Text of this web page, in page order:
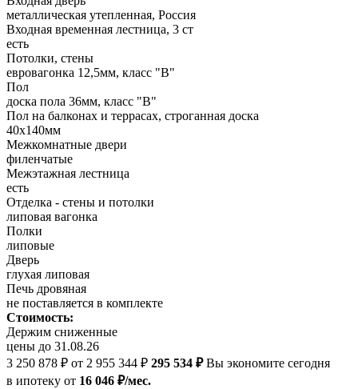
металлическая утепленная, Россия
Входная временная лестница, 3 ст
есть
Потолки, стены
евровагонка 12,5мм, класс "В"
Пол
доска пола 36мм, класс "B"
Пол на балконах и террасах, строганная доска
40х140мм
Межкомнатные двери
филенчатые
Межэтажная лестница
есть
Отделка - стены и потолки
липовая вагонка
Полки
липовые
Дверь
глухая липовая
Печь дровяная
не поставляется в комплекте
Стоимость:
Держим сниженные
цены до 31.08.26
3 250 878 ₽ от 2 955 344 ₽ 295 534 ₽Вы экономите сегодня
в ипотеку от 16 046 ₽/мес.